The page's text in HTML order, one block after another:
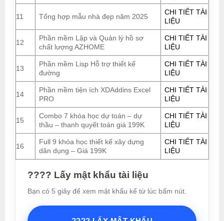
11 Tổng hợp mẫu nhà đẹp năm 2025
CHI TIẾT TÀI
LIỆU
12
Phần mềm Lập và Quản lý hồ sơ
chất lượng AZHOME
CHI TIẾT TÀI
LIỆU
13
Phần mềm Lisp Hỗ trợ thiết kế
đường
CHI TIẾT TÀI
LIỆU
14
Phần mềm tiện ích XDAddins Excel
PRO
CHI TIẾT TÀI
LIỆU
15
Combo 7 khóa học dự toán – dự
thầu – thanh quyết toán giá 199K
CHI TIẾT TÀI
LIỆU
16
Full 9 khóa học thiết kế xây dựng
dân dụng – Giá 199K
CHI TIẾT TÀI
LIỆU
???? Lấy mật khẩu tài liệu
Bạn có 5 giây để xem mật khẩu kể từ lúc bấm nút.